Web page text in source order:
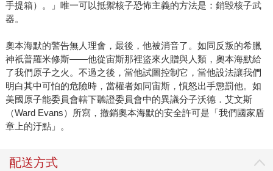
手提箱）。」唯一可以抵禦核子恐怖主義的方法是：銷毀核子武
器。
奧本海默的警告無人理會，最後，他被消音了。如同反叛的希臘
神祇普羅米修斯——他從宙斯那裡盜來火贈與人類，奧本海默給
了我們原子之火。不過之後，當他試圖控制它，當他設法讓我們
明白其中可怕的危險時，當權者如同宙斯，憤怒出手懲罰他。如
美國原子能委員會轄下聽證委員會中的異議分子沃德．艾文斯
（Ward Evans）所寫，撤銷奧本海默的安全許可是「我們國家盾
章上的汙點」。
配送方式